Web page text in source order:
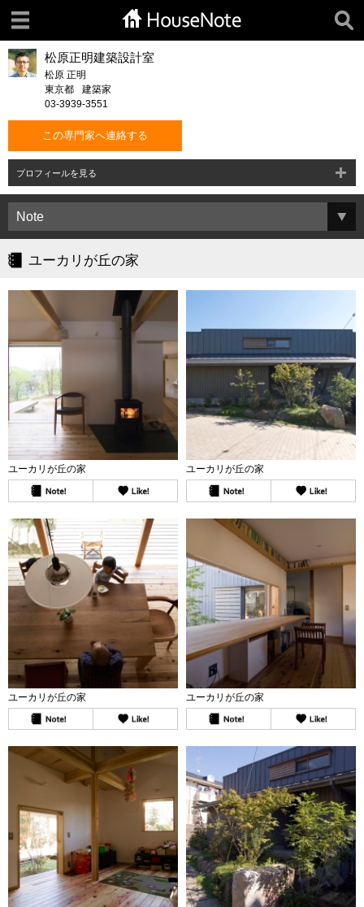
松原正明建築設計室
松原 正明
東京都
建築家
03-3939-3551
この専門家へ連絡する
プロフィールを見る
ユーカリが丘の家
ユーカリが丘の家 ユーカリが丘の家
ユーカリが丘の家 ユーカリが丘の家